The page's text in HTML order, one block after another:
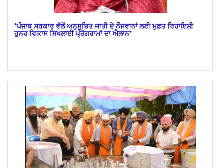
*ਪੰਜਾਬ ਸਰਕਾਰ ਵੱਲੋਂ ਅਨੁਸੂਚਿਤ ਜਾਤੀ ਦੇ ਨੌਜਵਾਨਾਂ ਲਈ ਮੁਫ਼ਤ ਰਿਹਾਇਸ਼ੀ
ਹੁਨਰ ਵਿਕਾਸ ਸਿਖਲਾਈ ਪ੍ਰੋਗਰਾਮਾਂ ਦਾ ਐਲਾਨ*